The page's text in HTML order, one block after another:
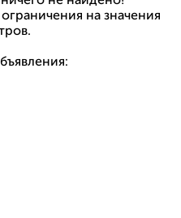
на значения